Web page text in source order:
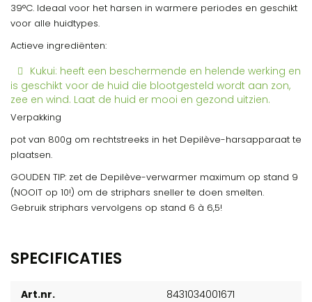
39°C. Ideaal voor het harsen in warmere periodes en geschikt
voor alle huidtypes.
Actieve ingrediënten:
Kukui: heeft een beschermende en helende werking en
is geschikt voor de huid die blootgesteld wordt aan zon,
zee en wind. Laat de huid er mooi en gezond uitzien.
Verpakking
pot van 800g om rechtstreeks in het Depilève-harsapparaat te
plaatsen.
GOUDEN TIP: zet de Depilève-verwarmer maximum op stand 9
(NOOIT op 10!) om de striphars sneller te doen smelten.
Gebruik striphars vervolgens op stand 6 à 6,5!
SPECIFICATIES
Art.nr.
8431034001671